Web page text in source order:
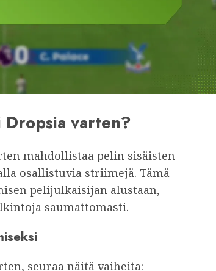
varten?
mahdollistaa pelin sisäisten
osallistuvia striimejä. Tämä
pelijulkaisijan alustaan,
saumattomasti.
seuraa näitä vaiheita: